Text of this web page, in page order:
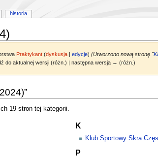
Praktykant (dyskusja |edycje) (Utworzono nową stronę "
do aktualnej wersji (różn.) | następna wersja → (różn.)
19 stron tej kategorii.
K
Klub Sportowy Skra
P
historia